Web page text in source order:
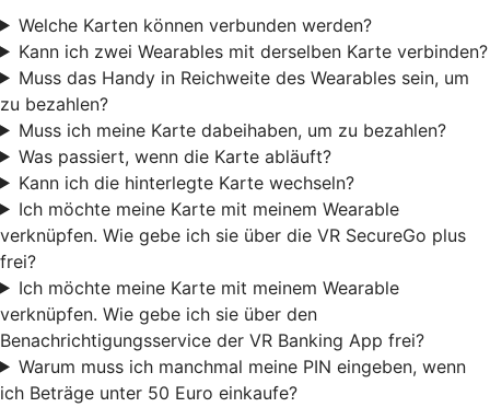
Welche Karten können verbunden werden?
Kann ich zwei Wearables mit derselben Karte verbinden?
Muss das Handy in Reichweite des Wearables sein, um
zu bezahlen?
Muss ich meine Karte dabeihaben, um zu bezahlen?
Was passiert, wenn die Karte abläuft?
Kann ich die hinterlegte Karte wechseln?
Ich möchte meine Karte mit meinem Wearable
verknüpfen. Wie gebe ich sie über die VR SecureGo plus
frei?
Ich möchte meine Karte mit meinem Wearable
verknüpfen. Wie gebe ich sie über den
Benachrichtigungsservice der VR Banking App frei?
Warum muss ich manchmal meine PIN eingeben, wenn
ich Beträge unter 50 Euro einkaufe?